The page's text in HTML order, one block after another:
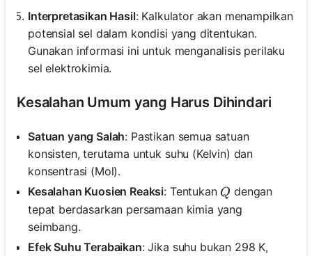
Interpretasikan Hasil: Kalkulator akan menampilkan
potensial sel dalam kondisi yang ditentukan.
Gunakan informasi ini untuk menganalisis perilaku
sel elektrokimia.
Kesalahan Umum yang Harus Dihindari
Satuan yang Salah: Pastikan semua satuan
konsisten, terutama untuk suhu (Kelvin) dan
konsentrasi (Mol).
Kesalahan Kuosien Reaksi: Tentukan Q
Q dengan
tepat berdasarkan persamaan kimia yang
seimbang.
Efek Suhu Terabaikan: Jika suhu bukan 298 K,